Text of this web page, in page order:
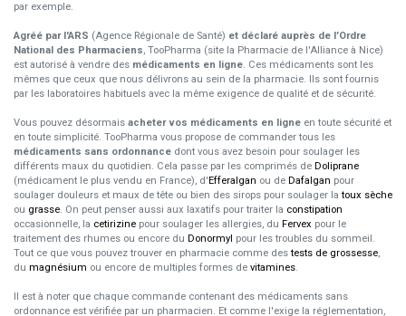
par exemple.
Agréé par l'ARS (Agence Régionale de Santé) et déclaré auprès de l’Ordre
National des Pharmaciens, TooPharma (site la Pharmacie de l'Alliance à Nice)
est autorisé à vendre des médicaments en ligne. Ces médicaments sont les
mêmes que ceux que nous délivrons au sein de la pharmacie. Ils sont fournis
par les laboratoires habituels avec la même exigence de qualité et de sécurité.
Vous pouvez désormais acheter vos médicaments en ligne en toute sécurité et
en toute simplicité. TooPharma vous propose de commander tous les
médicaments sans ordonnance dont vous avez besoin pour soulager les
différents maux du quotidien. Cela passe par les comprimés de Doliprane
(médicament le plus vendu en France), d'Efferalgan ou de Dafalgan pour
soulager douleurs et maux de tête ou bien des sirops pour soulager latoux sèche
ou grasse. On peut penser aussi aux laxatifs pour traiter la constipation
occasionnelle, la cetirizine pour soulager les allergies, du Fervex pour le
traitement des rhumes ou encore du Donormyl pour les troubles du sommeil.
Tout ce que vous pouvez trouver en pharmacie comme destests de grossesse,
du magnésium ou encore de multiples formes de vitamines.
Il est à noter que chaque commande contenant des médicaments sans
ordonnance est vérifiée par un pharmacien. Et comme l'exige la réglementation,